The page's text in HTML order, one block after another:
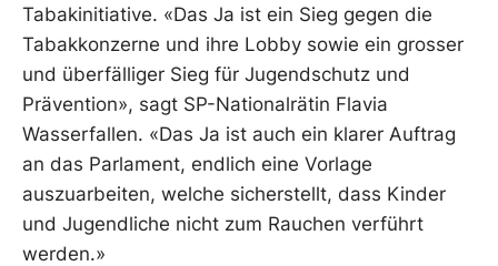
Tabakinitiative. «Das Ja ist ein Sieg gegen die
Tabakkonzerne und ihre Lobby sowie ein grosser
und überfälliger Sieg für Jugendschutz und
Prävention», sagt SP-Nationalrätin Flavia
Wasserfallen. «Das Ja ist auch ein klarer Auftrag
an das Parlament, endlich eine Vorlage
auszuarbeiten, welche sicherstellt, dass Kinder
und Jugendliche nicht zum Rauchen verführt
werden.»